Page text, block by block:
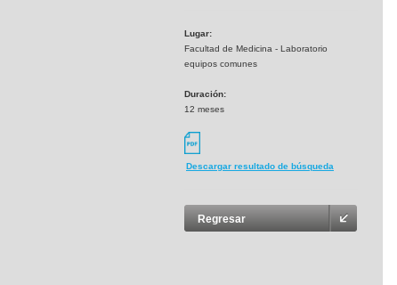
Lugar:
Facultad de Medicina - Laboratorio
equipos comunes
Duración:
12 meses
Descargar resultado de búsqueda
Regresar